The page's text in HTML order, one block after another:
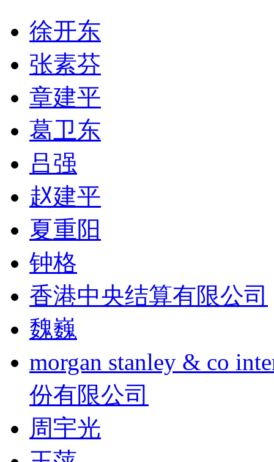
徐开东
张素芬
章建平
葛卫东
吕强
赵建平
夏重阳
钟格
香港中央结算有限公司
魏巍
morgan stanley & co
份有限公司
周宇光